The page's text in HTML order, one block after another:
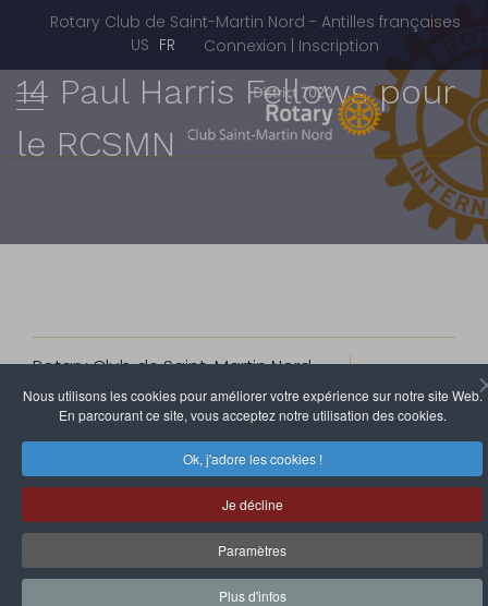
Nous utilisons les cookies pour améliorer votre expérience sur notre site Web.
En parcourant ce site, vous acceptez notre utilisation des cookies.
Ok, j'adore les cookies !
Je décline
Paramètres
Plus d'infos
Rotary Club de Saint-Martin Nord - Antilles françaises
Sélectionnez votre langue
US FR Connexion | Inscription
14 Paul Harris Fellows pour
le RCSMN
Rotary Club de Saint-Martin Nord
27 Mars 2011
Clics : 4781